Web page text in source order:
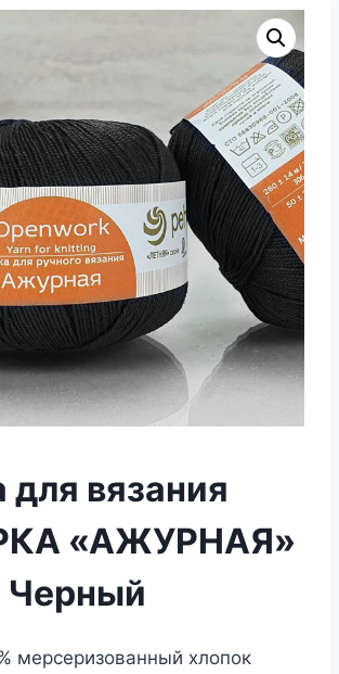
вязания
«АЖУРНАЯ»
мерсеризованный хлопок